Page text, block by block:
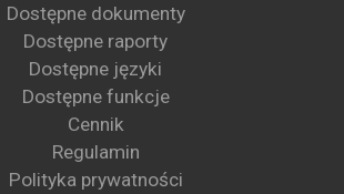
Dostępne dokumenty
Dostępne raporty
Dostępne języki
Dostępne funkcje
Cennik
Regulamin
Polityka prywatności